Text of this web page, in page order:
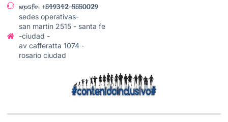
wpsfe: +549342-5550029
sedes operativas-
san martin 2515 - santa fe
-ciudad -
av cafferatta 1074 -
rosario ciudad